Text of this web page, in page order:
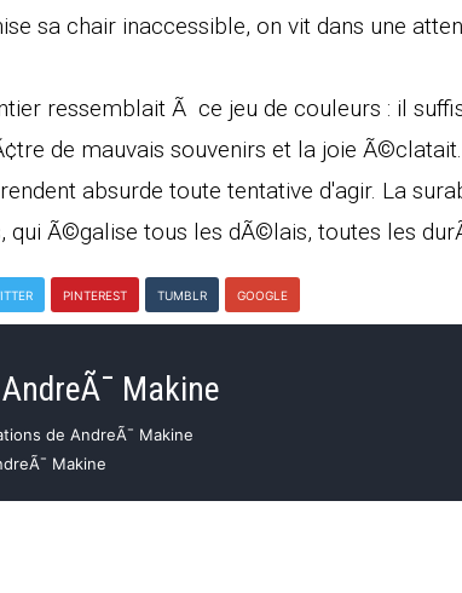
sa chair inaccessible, on vit dans une
ressemblait Ã ce jeu de couleurs : il
de mauvais souvenirs et la joie Ã©clatait.
absurde toute tentative d'agir. La
qui Ã©galise tous les dÃ©lais, toutes les
PINTEREST TUMBLR GOOGLE
Makine
de AndreÃ¯ Makine
Makine